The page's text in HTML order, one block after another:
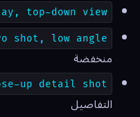
top-down view
shot, low angle
منخفضة
up detail shot
التفاصيل